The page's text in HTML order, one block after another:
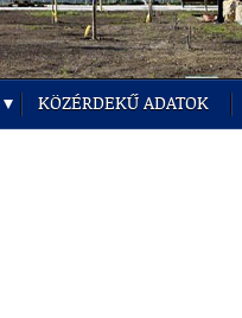
KÖZÉRDEKŰ ADATOK